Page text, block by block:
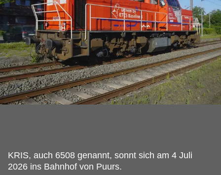
KRIS, auch 6508 genannt, sonnt sich am 4 Juli
2026 ins Bahnhof von Puurs.